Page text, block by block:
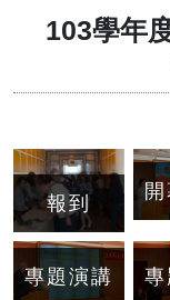
103學年
報到
專題演講
專